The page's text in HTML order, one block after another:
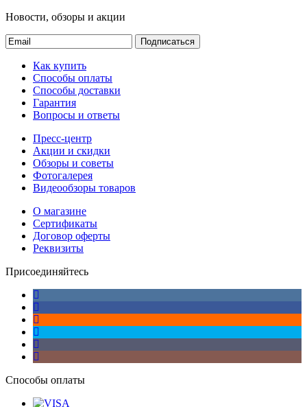
Новости, обзоры и акции
Подписаться
Как купить
Способы оплаты
Способы доставки
Гарантия
Вопросы и ответы
Пресс-центр
Акции и скидки
Обзоры и советы
Фотогалерея
Видеообзоры товаров
О магазине
Сертификаты
Договор оферты
Реквизиты
Присоединяйтесь
Способы оплаты